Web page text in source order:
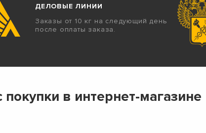
ДЕЛОВЫЕ ЛИНИИ
Заказы от 10 кг на следующий день
после оплаты заказа.
в интернет-магазине